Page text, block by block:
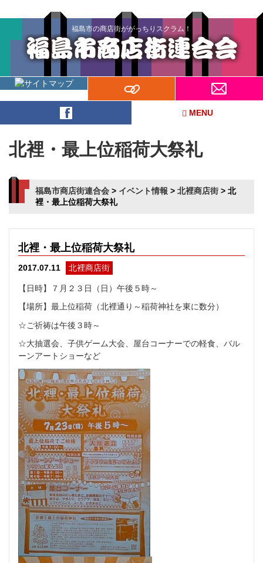
福島市の商店街ががっちりスクラム！
MENU
北裡・最上位稲荷大祭礼
福島市商店街連合会 > イベント情報 > 北裡商店街 > 北
裡・最上位稲荷大祭礼
北裡・最上位稲荷大祭礼
2017.07.11 北裡商店街
【日時】７月２３日（日）午後５時～
【場所】最上位稲荷（北裡通り～稲荷神社を東に数分）
☆ご祈祷は午後３時～
☆大抽選会、子供ゲーム大会、屋台コーナーでの軽食、バル
ーンアートショーなど